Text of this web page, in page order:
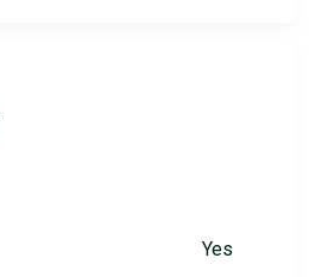
Yes